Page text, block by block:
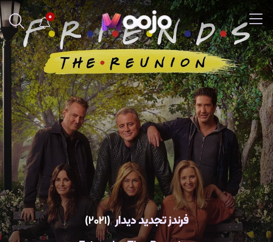
0
فرندز تجدید دیدار(2021)